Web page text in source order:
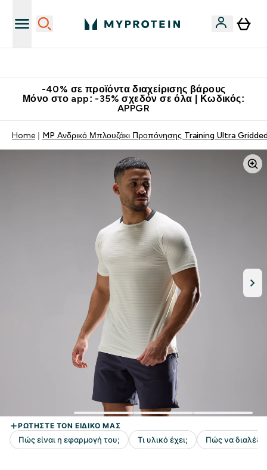
-40% σε προϊόντα διαχείρισης βάρους
Μόνο στο app: -35% σχεδόν σε όλα | Κωδικός:
APPGR
Home MP Ανδρικό Μπλουζάκι Προπόνησης Training Ultra